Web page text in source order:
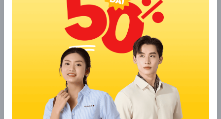
Cách chọn quần bò
ống loe phù hợp
Mẹo phối đồ tôn dáng
Chọn quần dài vừa
phải, không quá dài
để tránh bị “nuốt
chửng”
Kết hợp với giày
cao gót hoặc
ankle boots để kéo
dài chân
bụng lớn, chân
Quần loe từ gối trở
xuống, phần đùi ôm
vừa vặn
Phối với giày cao
gót mũi nhọn giúp
chân thon và dài
hơn